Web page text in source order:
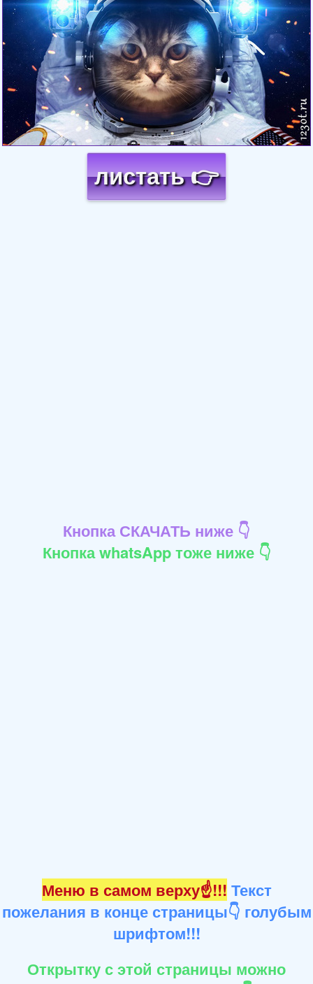
листать 👉
Кнопка СКАЧАТЬ ниже 👇
Кнопка whatsApp тоже ниже 👇
Меню в самом верху☝!!! Текст
пожелания в конце страницы👇 голубым
шрифтом!!!
Открытку с этой страницы можно